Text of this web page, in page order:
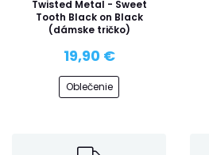
Twisted Metal - Sweet
Tooth Black on Black
(dámske tričko)
19,90 €
Oblečenie